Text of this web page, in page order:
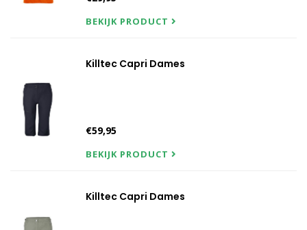
BEKIJK PRODUCT
Killtec Capri Dames
€59,95
BEKIJK PRODUCT
Killtec Capri Dames